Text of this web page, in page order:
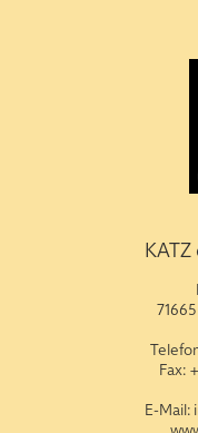
Fax:
E-Mail: